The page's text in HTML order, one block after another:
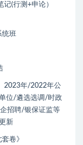
(行测+申论）
统班
2023年/2022年公
位/遴选选调/时政
招聘/银保证监等
新
卷》